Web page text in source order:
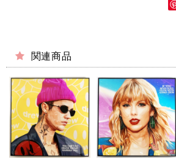
関連商品